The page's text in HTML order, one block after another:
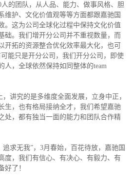
的团队，从人品、能力、做事风格、胆
维护、文化价值观等等方面都跟嘉驰国
。这为公司全球化过程中保持文化价值
础。我们增开分公司并不重视数量，而
开拓的资源整合优化效率最大化，也可
能只是开分公司，我们开分公司，即使
人，全球依然保持如同整体的team
讲究的是多维度全面发展，立身中正，
生，也有格局接纳全才，我们希望嘉驰
处，都有独当一面的能力和团队合作精
求无我”，3月春始，百花待放，嘉驰国
度，我们有信心、有决心、有毅力、有
好了！